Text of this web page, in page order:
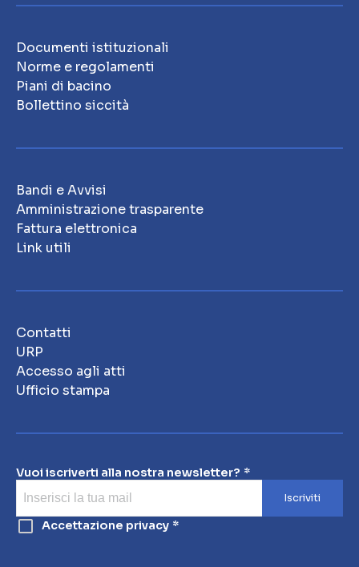
Documenti istituzionali
Norme e regolamenti
Piani di bacino
Bollettino siccità
Bandi e Avvisi
Amministrazione trasparente
Fattura elettronica
Link utili
Contatti
URP
Accesso agli atti
Ufficio stampa
Vuoi iscriverti alla nostra newsletter?
Iscriviti
Accettazione privacy